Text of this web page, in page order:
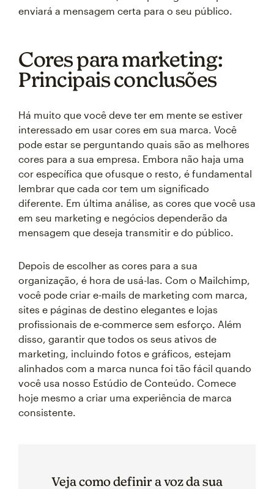
enviará a mensagem certa para o seu público.
Cores para marketing:
Principais conclusões
Há muito que você deve ter em mente se estiver
interessado em usar cores em sua marca. Você
pode estar se perguntando quais são as melhores
cores para a sua empresa. Embora não haja uma
cor específica que ofusque o resto, é fundamental
lembrar que cada cor tem um significado
diferente. Em última análise, as cores que você usa
em seu marketing e negócios dependerão da
mensagem que deseja transmitir e do público.
Depois de escolher as cores para a sua
organização, é hora de usá-las. Com o Mailchimp,
você pode criar e-mails de marketing com marca,
sites e páginas de destino elegantes e lojas
profissionais de e-commerce sem esforço. Além
disso, garantir que todos os seus ativos de
marketing, incluindo fotos e gráficos, estejam
alinhados com a marca nunca foi tão fácil quando
você usa nosso Estúdio de Conteúdo. Comece
hoje mesmo a criar uma experiência de marca
consistente.
Veja como definir a voz da sua